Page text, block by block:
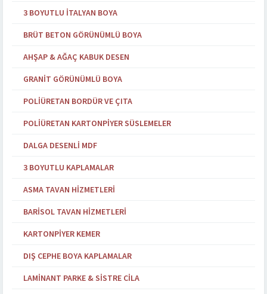
3 BOYUTLU İTALYAN BOYA
BRÜT BETON GÖRÜNÜMLÜ BOYA
AHŞAP & AĞAÇ KABUK DESEN
GRANIT GÖRÜNÜMLÜ BOYA
POLIÜRETAN BORDÜR VE ÇITA
POLIÜRETAN KARTONPIYER SÜSLEMELER
DALGA DESENLI MDF
3 BOYUTLU KAPLAMALAR
ASMA TAVAN HIZMETLERI
BARISOL TAVAN HIZMETLERI
KARTONPIYER KEMER
DIŞ CEPHE BOYA KAPLAMALAR
LAMINANT PARKE & SISTRE CILA